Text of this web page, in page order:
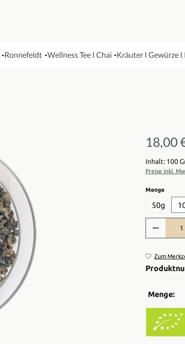
Ronnefeldt Wellness Tee I Chai Kräuter I Gewürze I
Regulärer
18,00
Inhalt: 100
Preise inkl.
Menge
50g
Produkt
Zum
Menge: